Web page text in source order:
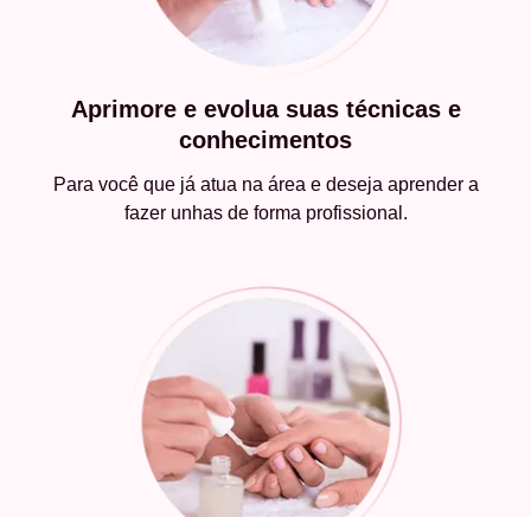
Aprimore e evolua suas técnicas e
conhecimentos
Para você que já atua na área e deseja aprender a
fazer unhas de forma profissional.